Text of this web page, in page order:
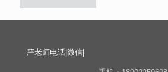
严老师电话|微信|